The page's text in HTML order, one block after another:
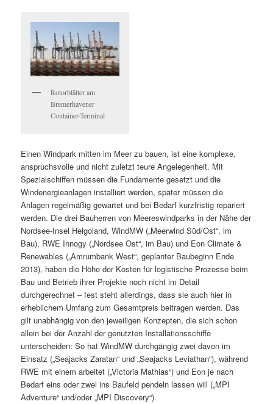
Rotorblätter am
Bremerhavener
Container-Terminal
Einen Windpark mitten im Meer zu bauen, ist eine komplexe,
anspruchsvolle und nicht zuletzt teure Angelegenheit. Mit
Spezialschiffen müssen die Fundamente gesetzt und die
Windenergieanlagen installiert werden, später müssen die
Anlagen regelmäßig gewartet und bei Bedarf kurzfristig repariert
werden. Die drei Bauherren von Meereswindparks in der Nähe der
Nordsee-Insel Helgoland, WindMW („Meerwind Süd/Ost“, im
Bau), RWE Innogy („Nordsee Ost“, im Bau) und Eon Climate &
Renewables („Amrumbank West“, geplanter Baubeginn Ende
2013), haben die Höhe der Kosten für logistische Prozesse beim
Bau und Betrieb ihrer Projekte noch nicht im Detail
durchgerechnet – fest steht allerdings, dass sie auch hier in
erheblichem Umfang zum Gesamtpreis beitragen werden. Das
gilt unabhängig von den jeweiligen Konzepten, die sich schon
allein bei der Anzahl der genutzten Installationsschiffe
unterscheiden: So hat WindMW durchgängig zwei davon im
Einsatz („Seajacks Zaratan“ und „Seajacks Leviathan“), während
RWE mit einem arbeitet („Victoria Mathias“) und Eon je nach
Bedarf eins oder zwei ins Baufeld pendeln lassen will („MPI
Adventure“ und/oder „MPI Discovery“).